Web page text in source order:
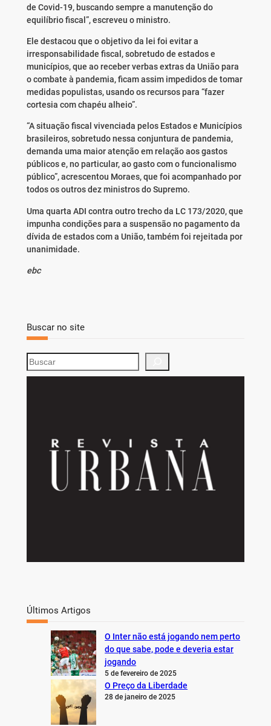
de Covid-19, buscando sempre a manutenção do
equilíbrio fiscal”, escreveu o ministro.
Ele destacou que o objetivo da lei foi evitar a
irresponsabilidade fiscal, sobretudo de estados e
municípios, que ao receber verbas extras da União para
o combate à pandemia, ficam assim impedidos de tomar
medidas populistas, usando os recursos para “fazer
cortesia com chapéu alheio”.
“A situação fiscal vivenciada pelos Estados e Municípios
brasileiros, sobretudo nessa conjuntura de pandemia,
demanda uma maior atenção em relação aos gastos
públicos e, no particular, ao gasto com o funcionalismo
público”, acrescentou Moraes, que foi acompanhado por
todos os outros dez ministros do Supremo.
Uma quarta ADI contra outro trecho da LC 173/2020, que
impunha condições para a suspensão no pagamento da
dívida de estados com a União, também foi rejeitada por
unanimidade.
ebc
Buscar no site
S
e
Últimos Artigos
O Inter não está jogando nem perto
do que sabe, pode e deveria estar
jogando
5 de fevereiro de 2025
O Preço da Liberdade
28 de janeiro de 2025